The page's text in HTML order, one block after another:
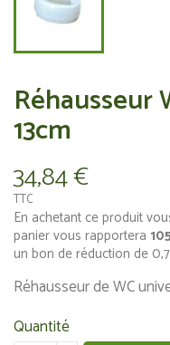
Réhausseur
13cm
34,84 €
TTC
En achetant ce produit
panier vous rapportera 105
un bon de réduction de
Réhausseur de WC
Quantité